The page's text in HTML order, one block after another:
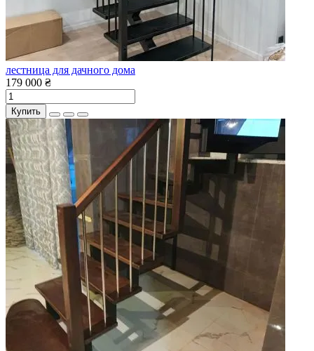
лестница для дачного дома
179 000 ₴
Купить